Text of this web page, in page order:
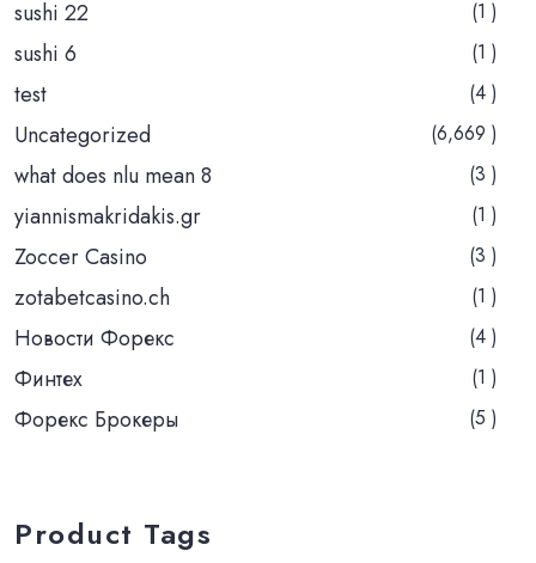
sushi 22 (1 )
sushi 6 (1 )
test (4 )
Uncategorized (6,669 )
what does nlu mean 8 (3 )
yiannismakridakis.gr (1 )
Zoccer Casino (3 )
zotabetcasino.ch (1 )
Новости Форекс (4 )
Финтех (1 )
Форекс Брокеры (5 )
Product Tags